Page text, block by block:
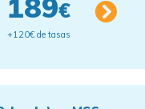
189€
+120€ de tasas